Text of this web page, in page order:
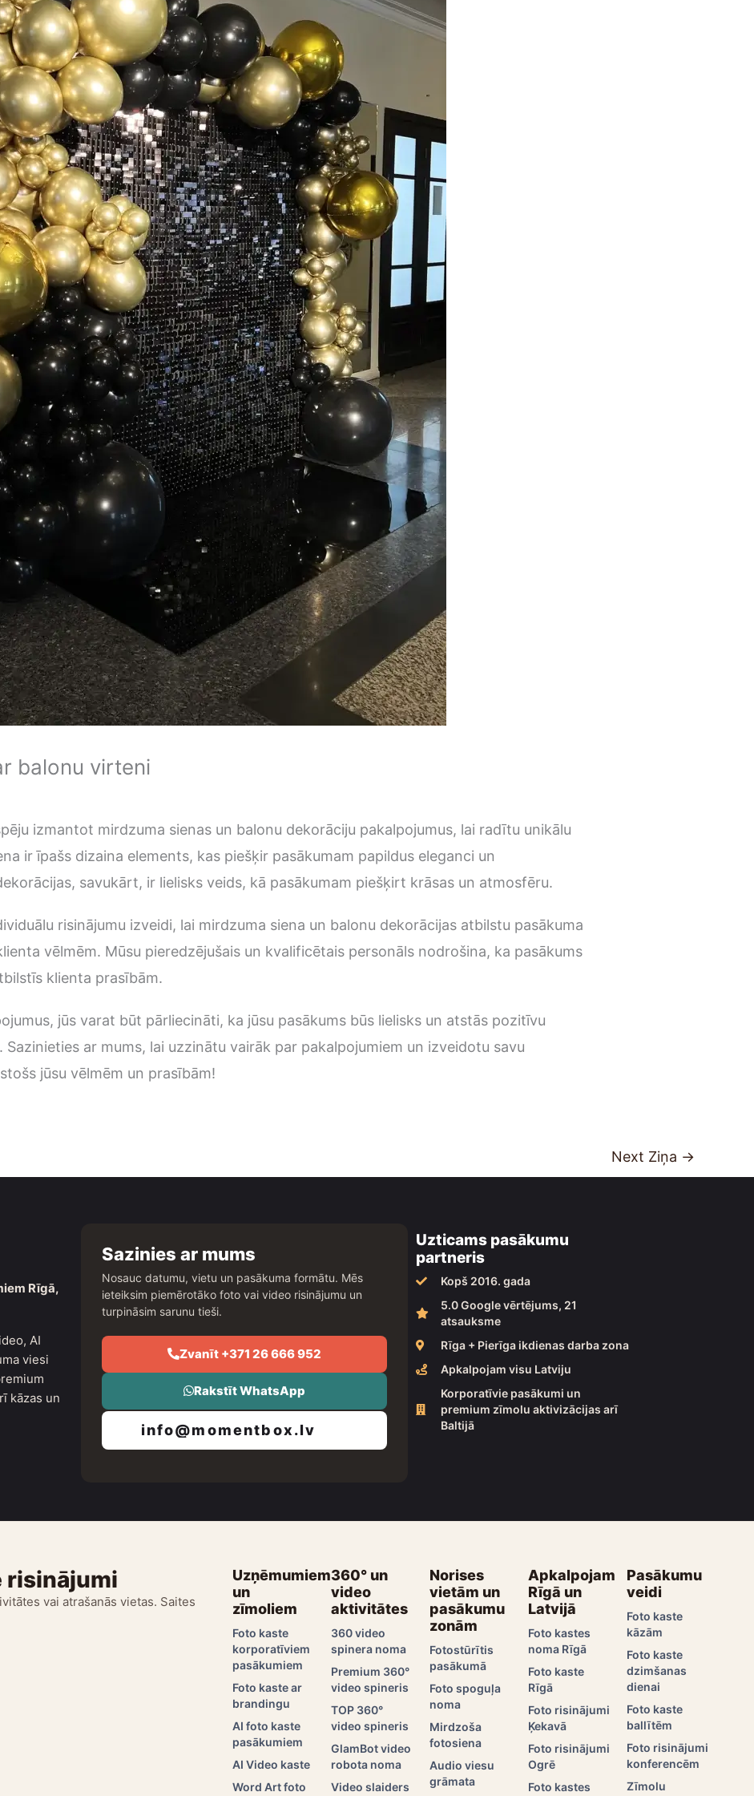
balonu virteni
izmantot mirdzuma sienas un balonu dekorāciju pakalpojumus, lai radītu unikālu
ir īpašs dizaina elements, kas piešķir pasākumam papildus eleganci un
savukārt, ir lielisks veids, kā pasākumam piešķirt krāsas un atmosfēru.
risinājumu izveidi, lai mirdzuma siena un balonu dekorācijas atbilstu pasākuma
vēlmēm. Mūsu pieredzējušais un kvalificētais personāls nodrošina, ka pasākums
klienta prasībām.
jūs varat būt pārliecināti, ka jūsu pasākums būs lielisks un atstās pozitīvu
Sazinieties ar mums, lai uzzinātu vairāk par pakalpojumiem un izveidotu savu
jūsu vēlmēm un prasībām!
Next Ziņa →
Rīgā,
AI
viesi
kāzas un
Sazinies ar mums
Nosauc datumu, vietu un pasākuma formātu. Mēs
ieteiksim piemērotāko foto vai video risinājumu un
turpināsim sarunu tieši.
Zvanīt +371 26 666 952
Rakstīt WhatsApp
info@momentbox.lv
Uzticams pasākumu
partneris
Kopš 2016. gada
5.0 Google vērtējums, 21
atsauksme
Rīga + Pierīga ikdienas darba zona
Apkalpojam visu Latviju
Korporatīvie pasākumi un
premium zīmolu aktivizācijas arī
Baltijā
risinājumi
vai atrašanās vietas. Saites
Uzņēmumiem
un
zīmoliem
Foto kaste
korporatīviem
pasākumiem
Foto kaste ar
brandingu
AI foto kaste
pasākumiem
AI Video kaste
Word Art foto
360° un
video
aktivitātes
360 video
spinera noma
Premium 360°
video spineris
TOP 360°
video spineris
GlamBot video
robota noma
Video slaiders
Norises
vietām un
pasākumu
zonām
Fotostūrītis
pasākumā
Foto spoguļa
noma
Mirdzoša
fotosiena
Audio viesu
grāmata
Apkalpojam
Rīgā un
Latvijā
Foto kastes
noma Rīgā
Foto kaste
Rīgā
Foto risinājumi
Ķekavā
Foto risinājumi
Ogrē
Foto kastes
Pasākumu
veidi
Foto kaste
kāzām
Foto kaste
dzimšanas
dienai
Foto kaste
ballītēm
Foto risinājumi
konferencēm
Zīmolu